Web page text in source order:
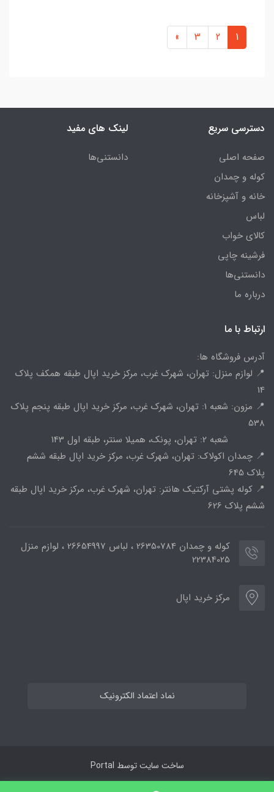
1
2
3
»
دسترسی سریع
صفحه اصلی
کوله و چمدان
خانه و آشپزخانه
لباس
کالای خواب
فرشینه چاپی
دانستنی‌ها
درباره ما
لینک های مفید
دانستنی‌ها
ارتباط با ما
آدرس فروشگاه ها:
📍 لوازم منزل: تهران، شهرک غرب، مرکز خرید اپال طبقه همکف پلاک
14
📍 مزون: شعبه 1: تهران، شهرک غرب، مرکز خرید اپال طبقه پنجم پلاک
538
شعبه 2: تهران، پونک، همیلا سنتر، طبقه اول 143
📍 چمدان اکولاک: تهران، شهرک غرب، مرکز خرید اپال طبقه ششم
پلاک 645
📍 کوله پشتی آرکتیک هانتر: تهران، شهرک غرب، مرکز خرید اپال طبقه
ششم پلاک 626
کوله و چمدان 26350784 ، لباس 26654997 ، لوازم منزل
22384025
مرکز خرید اپال
نماد اعتماد الکترونیک
ساخت سایت توسط Portal